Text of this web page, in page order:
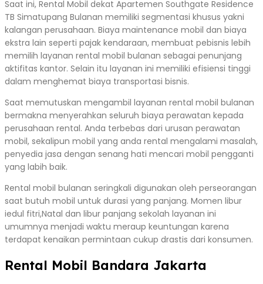
Saat ini, Rental Mobil dekat Apartemen Southgate Residence
TB Simatupang Bulanan memiliki segmentasi khusus yakni
kalangan perusahaan. Biaya maintenance mobil dan biaya
ekstra lain seperti pajak kendaraan, membuat pebisnis lebih
memilih layanan rental mobil bulanan sebagai penunjang
aktifitas kantor. Selain itu layanan ini memiliki efisiensi tinggi
dalam menghemat biaya transportasi bisnis.
Saat memutuskan mengambil layanan rental mobil bulanan
bermakna menyerahkan seluruh biaya perawatan kepada
perusahaan rental. Anda terbebas dari urusan perawatan
mobil, sekalipun mobil yang anda rental mengalami masalah,
penyedia jasa dengan senang hati mencari mobil pengganti
yang labih baik.
Rental mobil bulanan seringkali digunakan oleh perseorangan
saat butuh mobil untuk durasi yang panjang. Momen libur
iedul fitri,Natal dan libur panjang sekolah layanan ini
umumnya menjadi waktu meraup keuntungan karena
terdapat kenaikan permintaan cukup drastis dari konsumen.
Rental Mobil Bandara Jakarta